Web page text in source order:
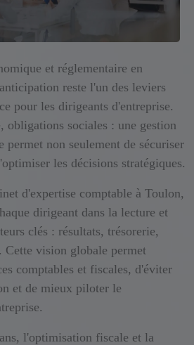
et réglementaire en
reste l'un des leviers
pour les dirigeants d'entreprise.
sociales : une gestion
permet non seulement de sécuriser
les décisions stratégiques.
d'expertise comptable à Toulon,
dirigeant dans la lecture et
clés : résultats, trésorerie,
Cette vision globale permet
comptables et fiscales, d'éviter
et de mieux piloter le
l'optimisation fiscale et la